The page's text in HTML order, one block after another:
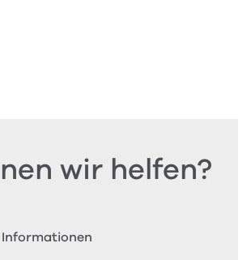
wir helfen?